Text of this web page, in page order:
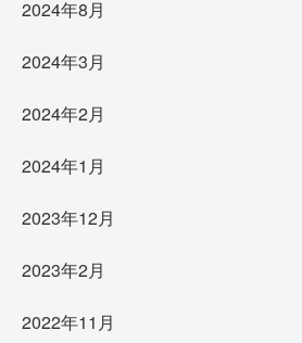
2024年8月
2024年3月
2024年2月
2024年1月
2023年12月
2023年2月
2022年11月